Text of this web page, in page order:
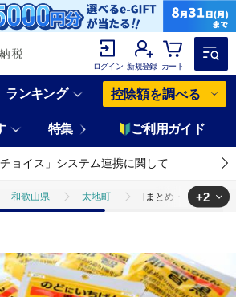
ログイン 新規登録 カート
ランキング 控除額を調べる
特集 ご利用ガイド
チョイス」システム連携に関して
和歌山県 太地町 [まとめ・大量]黒あ
和菓子 ほかの和菓子 [まとめ・大
+2